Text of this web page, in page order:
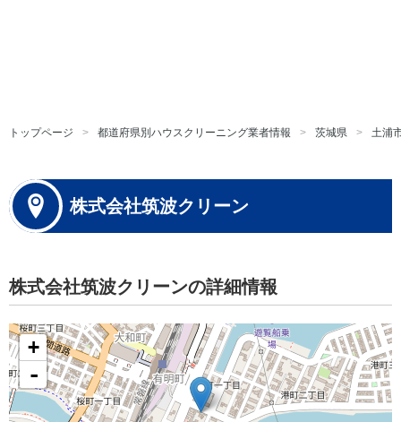
トップページ 都道府県別ハウスクリーニング業者情報 茨城県 土浦
株式会社筑波クリーン
株式会社筑波クリーンの詳細情報
+
-